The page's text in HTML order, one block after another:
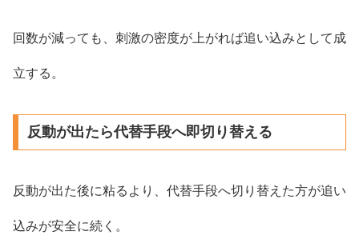
回数が減っても、刺激の密度が上がれば追い込みとして成
立する。
反動が出たら代替手段へ即切り替える
反動が出た後に粘るより、代替手段へ切り替えた方が追い
込みが安全に続く。